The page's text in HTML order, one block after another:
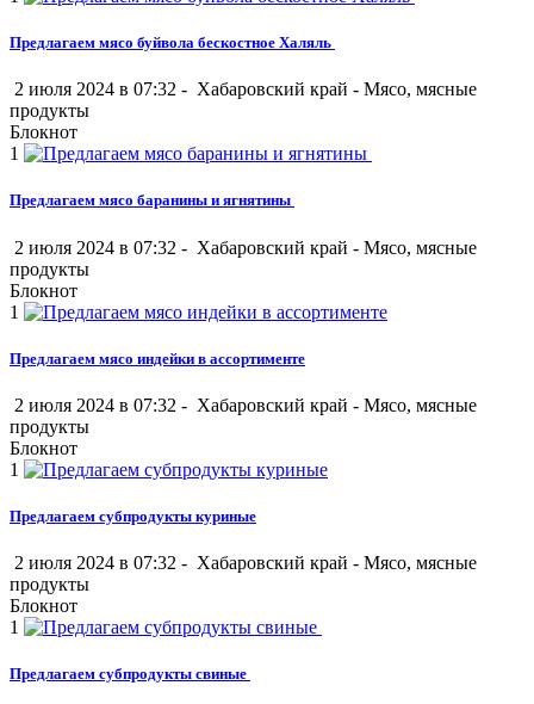
Предлагаем мясо буйвола бескостное Халяль
2 июля 2024 в 07:32 - Хабаровский край - Мясо, мясные
продукты
Блокнот
1
Предлагаем мясо баранины и ягнятины
2 июля 2024 в 07:32 - Хабаровский край - Мясо, мясные
продукты
Блокнот
1
Предлагаем мясо индейки в ассортименте
2 июля 2024 в 07:32 - Хабаровский край - Мясо, мясные
продукты
Блокнот
1
Предлагаем субпродукты куриные
2 июля 2024 в 07:32 - Хабаровский край - Мясо, мясные
продукты
Блокнот
1
Предлагаем субпродукты свиные